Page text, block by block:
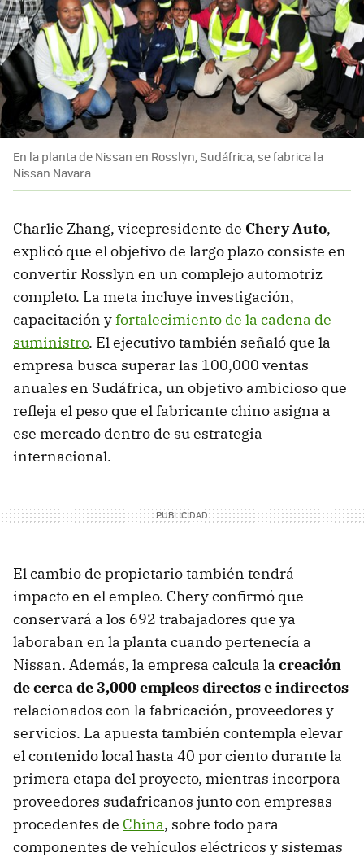
En la planta de Nissan en Rosslyn, Sudáfrica, se fabrica la
Nissan Navara.
Charlie Zhang, vicepresidente de Chery Auto,
explicó que el objetivo de largo plazo consiste en
convertir Rosslyn en un complejo automotriz
completo. La meta incluye investigación,
capacitación yfortalecimiento de la cadena de
suministro. El ejecutivo también señaló que la
empresa busca superar las 100,000 ventas
anuales en Sudáfrica, un objetivo ambicioso que
refleja el peso que el fabricante chino asigna a
ese mercado dentro de su estrategia
internacional.
El cambio de propietario también tendrá
impacto en el empleo. Chery confirmó que
conservará a los 692 trabajadores que ya
laboraban en la planta cuando pertenecía a
Nissan. Además, la empresa calcula la creación
de cerca de 3,000 empleos directos e indirectos
relacionados con la fabricación, proveedores y
servicios. La apuesta también contempla elevar
el contenido local hasta 40 por ciento durante la
primera etapa del proyecto, mientras incorpora
proveedores sudafricanos junto con empresas
procedentes de China, sobre todo para
componentes de vehículos eléctricos y sistemas